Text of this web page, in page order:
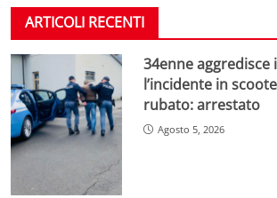
ARTICOLI RECENTI
34enne
l’incidente in
rubato: arrestato
Agosto 5, 2026